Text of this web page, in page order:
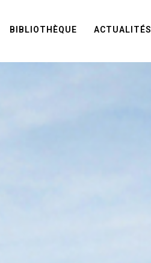
BIBLIOTHÈQUE ACTUALITÉS